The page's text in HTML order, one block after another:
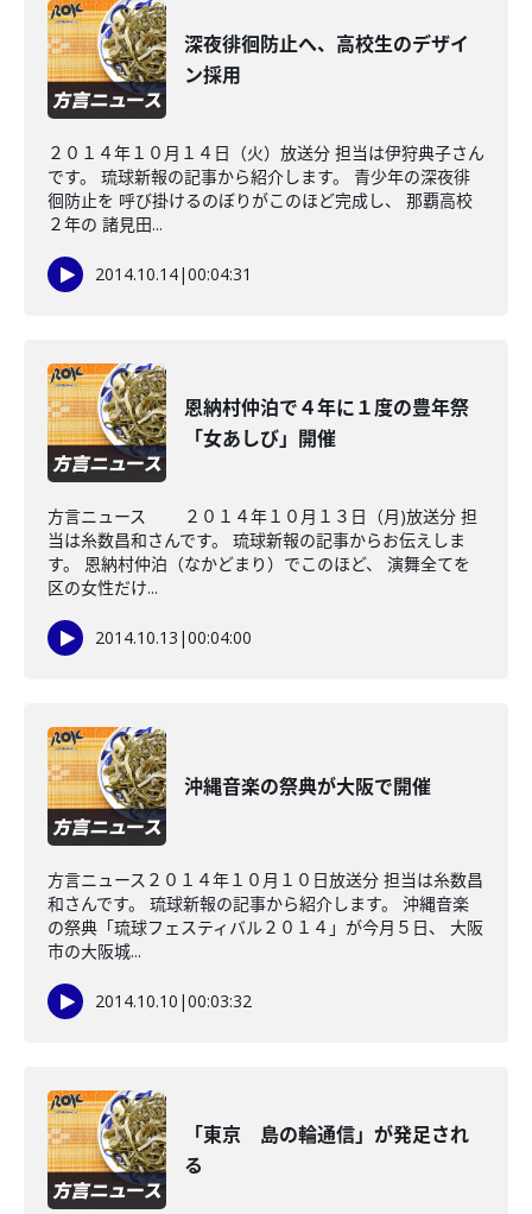
深夜徘徊防止へ、高校生のデザイ
ン採用
２０１４年１０月１４日（火）放送分 担当は伊狩典子さん
です。 琉球新報の記事から紹介します。 青少年の深夜徘
徊防止を 呼び掛けるのぼりがこのほど完成し、 那覇高校
２年の 諸見田...
2014.10.14|00:04:31
恩納村仲泊で４年に１度の豊年祭
「女あしび」開催
方言ニュース ２０１４年１０月１３日（月)放送分 担
当は糸数昌和さんです。 琉球新報の記事からお伝えしま
す。 恩納村仲泊（なかどまり）でこのほど、 演舞全てを
区の女性だけ...
2014.10.13 |00:04:00
沖縄音楽の祭典が大阪で開催
方言ニュース２０１４年１０月１０日放送分 担当は糸数昌
和さんです。 琉球新報の記事から紹介します。 沖縄音楽
の祭典「琉球フェスティバル２０１４」が今月５日、 大阪
市の大阪城...
2014.10.10 |00:03:32
「東京 島の輪通信」が発足され
る